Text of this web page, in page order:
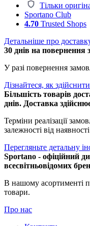
Тільки
Sportano Club
4.70 Trusted Shops
Детальніше про
30 днів на повернення
У разі повернення
Дізнайтеся, як
Більшість товарів
днів. Доставка
Терміни реалізації
залежності від
Перегляньте детальну
Sportano - офіційний
всесвітньовідомих
В нашому асортименті
товари.
Про нас